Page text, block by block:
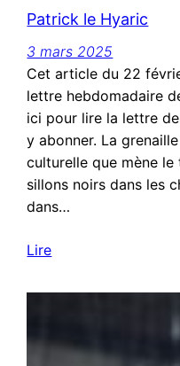
Patrick le Hyaric
3 mars 2025
Cet article du 22
lettre hebdomadaire
ici pour lire la lettre
y abonner. La
culturelle que mène
sillons noirs dans les
dans…
Lire